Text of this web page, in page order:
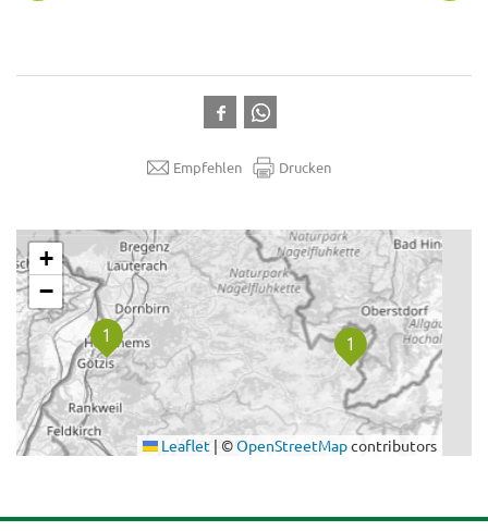
Empfehlen Drucken
+
−
Leaflet | ©OpenStreetMapcontributors